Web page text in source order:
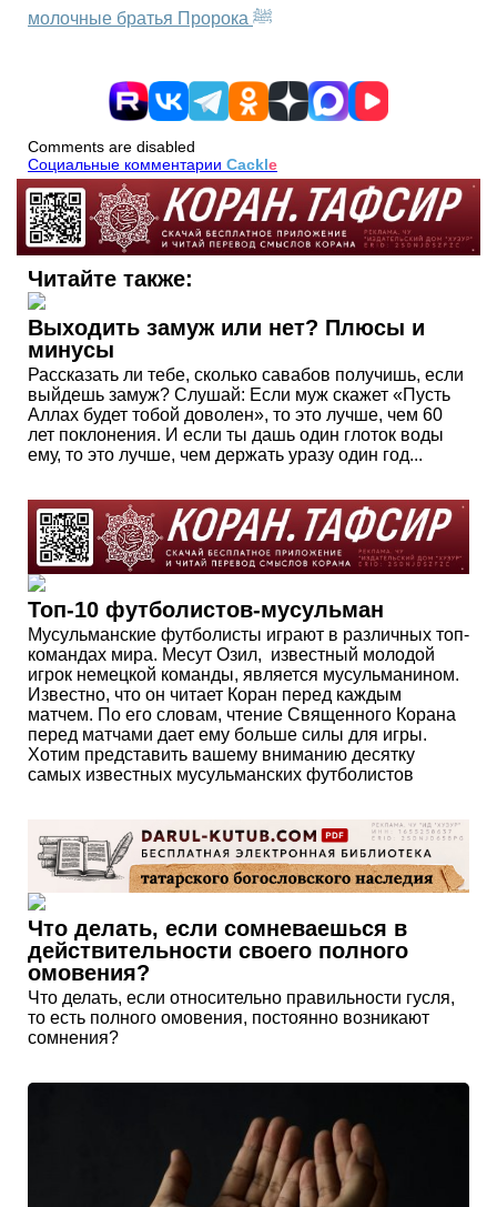
молочные братья Пророка ﷺ
Comments are disabled
Социальные комментарии Cackle
Читайте также:
Выходить замуж или нет? Плюсы и
минусы
Рассказать ли тебе, сколько савабов получишь, если
выйдешь замуж? Слушай: Если муж скажет «Пусть
Аллах будет тобой доволен», то это лучше, чем 60
лет поклонения. И если ты дашь один глоток воды
ему, то это лучше, чем держать уразу один год...
Топ-10 футболистов-мусульман
Мусульманские футболисты играют в различных топ-
командах мира. Месут Озил, известный молодой
игрок немецкой команды, является мусульманином.
Известно, что он читает Коран перед каждым
матчем. По его словам, чтение Священного Корана
перед матчами дает ему больше силы для игры.
Хотим представить вашему вниманию десятку
самых известных мусульманских футболистов
Что делать, если сомневаешься в
действительности своего полного
омовения?
Что делать, если относительно правильности гусля,
то есть полного омовения, постоянно возникают
сомнения?